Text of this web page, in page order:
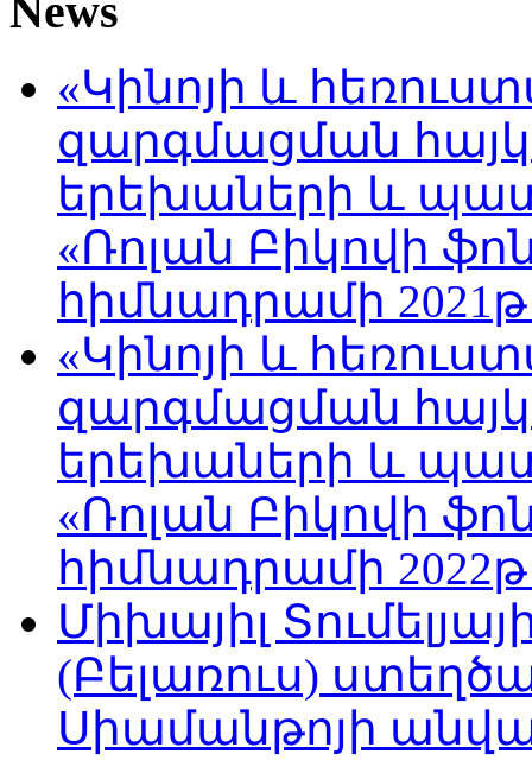
News
«Կինոյի և
զարգմացման
երեխաների և
«Ռոլան Բիկովի
հիմնադրամի
«Կինոյի և
զարգմացման
երեխաների և
«Ռոլան Բիկովի
հիմնադրամի
Միխայիլ
(Բելառուս)
Սիամանթոյի